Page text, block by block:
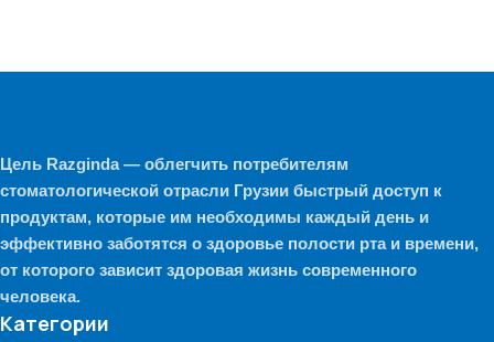
Цель Razginda — облегчить потребителям
стоматологической отрасли Грузии быстрый доступ к
продуктам, которые им необходимы каждый день и
эффективно заботятся о здоровье полости рта и времени,
от которого зависит здоровая жизнь современного
человека.
Категории